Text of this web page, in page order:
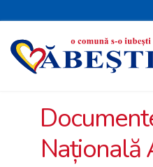
Națională